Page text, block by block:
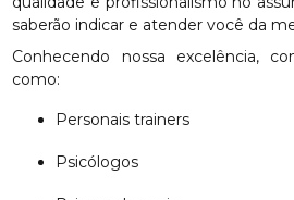
saberão indicar e atender você da
Conhecendo nossa excelência,
como:
Personais trainers
Psicólogos